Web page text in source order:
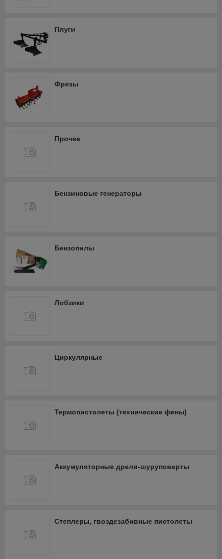
Плуги
Фрезы
Прочее
Бензиновые генераторы
Бензопилы
Лобзики
Циркулярные
Термопистолеты (технические фены)
Аккумуляторные дрели-шуруповерты
Степлеры, гвоздезабивные пистолеты